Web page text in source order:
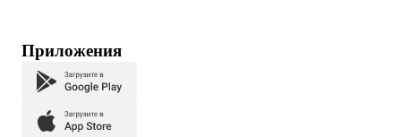
Приложения